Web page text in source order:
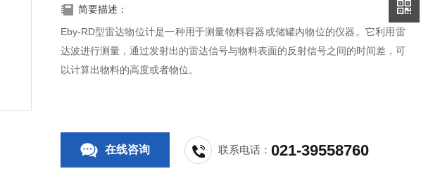
简要描述：
Eby-RD型雷达物位计是一种用于测量物料容器或储罐内物位的仪器。它利用雷
达波进行测量，通过发射出的雷达信号与物料表面的反射信号之间的时间差，可
以计算出物料的高度或者物位。
在线咨询 联系电话：021-39558760